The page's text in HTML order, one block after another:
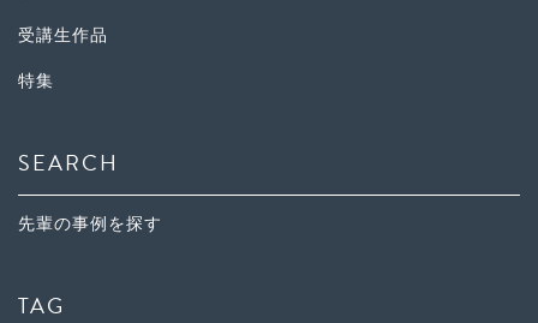
受講生作品
特集
SEARCH
先輩の事例を探す
TAG